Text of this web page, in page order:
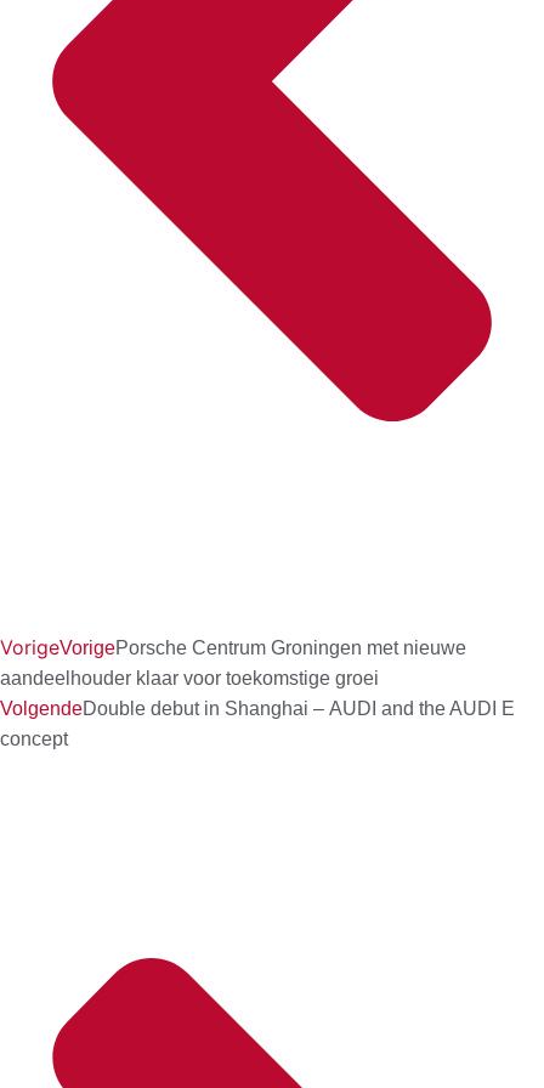
VorigeVorigePorsche Centrum Groningen met nieuwe
aandeelhouder klaar voor toekomstige groei
VolgendeDouble debut in Shanghai – AUDI and the AUDI E
concept